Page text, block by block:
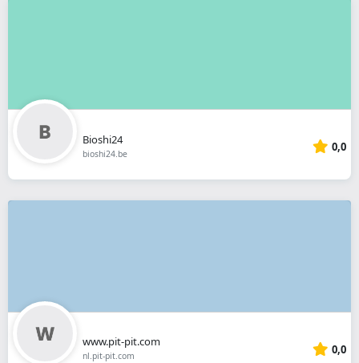
Bioshi24
bioshi24.be 0,0
www.pit-pit.com
nl.pit-pit.com 0,0